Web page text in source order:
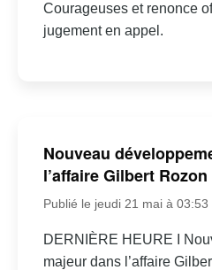
Courageuses et renonce
jugement en appel.
Nouveau
l’affaire Gilbert Rozon
Publié le jeudi 21 mai à 03:53
DERNIÈRE HEURE I
majeur dans l’affaire